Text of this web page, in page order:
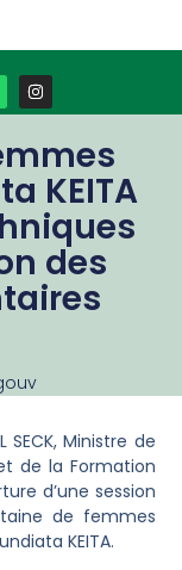
KEITA
des
Ministre de
de la Formation
d’une session
de femmes
KEITA.